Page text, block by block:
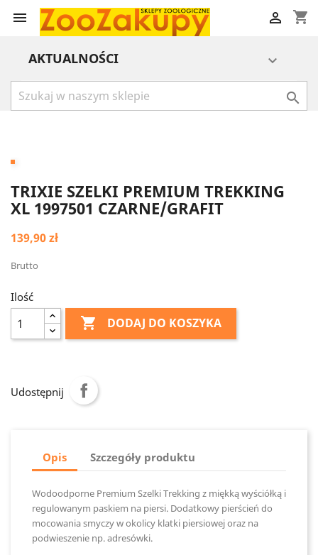
 shopping_cart

AKTUALNOŚCI 

TRIXIE SZELKI PREMIUM TREKKING
XL 1997501 CZARNE/GRAFIT
139,90 zł
Brutto
Ilość
 DODAJ DO KOSZYKA
Udostępnij
Opis Szczegóły produktu
Wodoodporne Premium Szelki Trekking z miękką wyściółką i
regulowanym paskiem na piersi. Dodatkowy pierścień do
mocowania smyczy w okolicy klatki piersiowej oraz na
podwieszenie np. adresówki.